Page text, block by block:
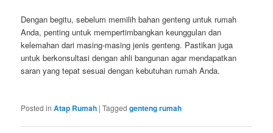
Dengan begitu, sebelum memilih bahan genteng untuk rumah
Anda, penting untuk mempertimbangkan keunggulan dan
kelemahan dari masing-masing jenis genteng. Pastikan juga
untuk berkonsultasi dengan ahli bangunan agar mendapatkan
saran yang tepat sesuai dengan kebutuhan rumah Anda.
Posted in Atap Rumah |Tagged genteng rumah